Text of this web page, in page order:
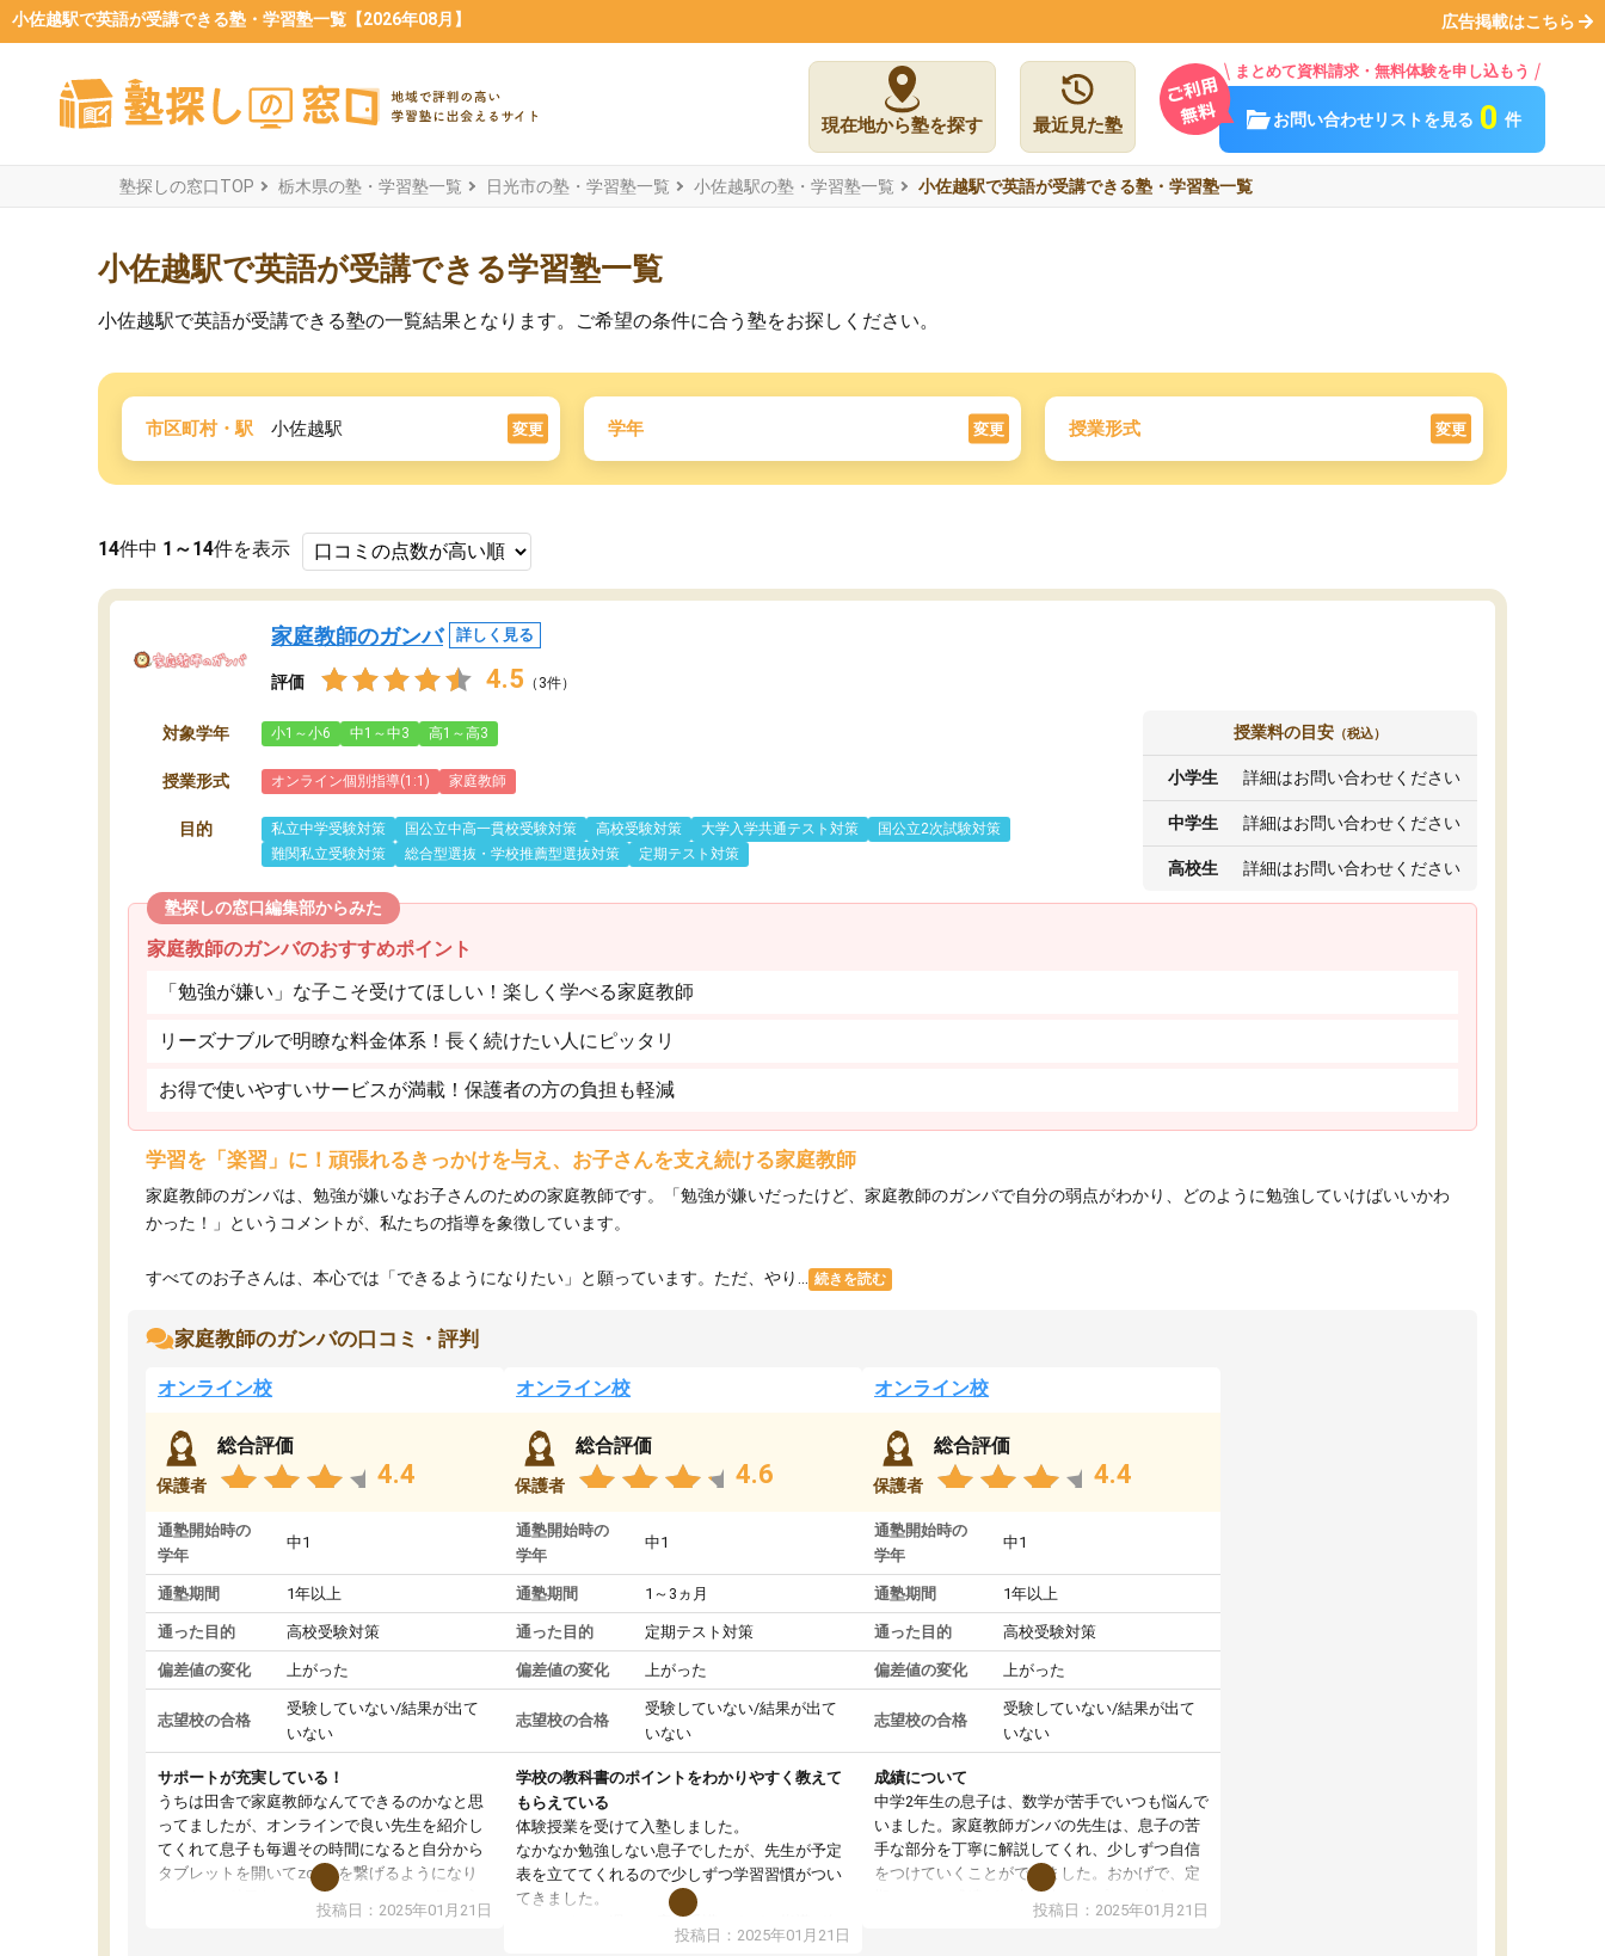
小佐越駅で英語が受講できる塾・学習塾一覧【2026年08月】 広告掲載はこちら
現在地から塾を探す 最近見た塾
まとめて資料請求・無料体験を申し込もう
お問い合わせリストを見る 0 件
塾探しの窓口TOP 栃木県の塾・学習塾一覧 日光市の塾・学習塾一覧 小佐越駅の塾・学習塾一覧 小佐越駅で英語が受講できる塾・学習塾一覧
小佐越駅で英語が受講できる学習塾一覧
小佐越駅で英語が受講できる塾の一覧結果となります。ご希望の条件に合う塾をお探しください。
市区町村・駅 小佐越駅 変更 学年 変更 授業形式 変更
14件中 1～14件を表示
家庭教師のガンバ 詳しく見る
評価 4.5 （3件）
対象学年 小1～小6 中1～中3 高1～高3
授業形式 オンライン個別指導(1:1) 家庭教師
目的 私立中学受験対策 国公立中高一貫校受験対策 高校受験対策 大学入学共通テスト対策
国公立2次試験対策
難関私立受験対策
総合型選抜・学校推薦型選抜対策 定期テスト対策
授業料の目安 （税込）
小学生 詳細はお問い合わせください
中学生 詳細はお問い合わせください
高校生 詳細はお問い合わせください
塾探しの窓口編集部からみた
家庭教師のガンバのおすすめポイント
「勉強が嫌い」な子こそ受けてほしい！楽しく学べる家庭教師
リーズナブルで明瞭な料金体系！長く続けたい人にピッタリ
お得で使いやすいサービスが満載！保護者の方の負担も軽減
学習を「楽習」に！頑張れるきっかけを与え、お子さんを支え続ける家庭教師
家庭教師のガンバは、勉強が嫌いなお子さんのための家庭教師です。「勉強が嫌いだったけど、家庭教師のガンバで自分の弱点がわかり、どのように勉強していけばいいかわ
かった！」というコメントが、私たちの指導を象徴しています。
すべてのお子さんは、本心では「できるようになりたい」と願っています。ただ、やり... 続きを読む
家庭教師のガンバの口コミ・評判
オンライン校
保護者
総合評価
4.4
通塾開始時の
学年
中1
通塾期間 1年以上
通った目的 高校受験対策
偏差値の変化 上がった
志望校の合格
受験していない/結果が出て
いない
サポートが充実している！
うちは田舎で家庭教師なんてできるのかなと思
ってましたが、オンラインで良い先生を紹介し
てくれて息子も毎週その時間になると自分から
タブレットを開いてzoomを繋げるようになり
ました！5科目なんでもOKなのもとても気に入
投稿日：2025年01月21日
オンライン校
保護者
総合評価
4.6
通塾開始時の
学年
中1
通塾期間 1～3ヵ月
通った目的 定期テスト対策
偏差値の変化 上がった
志望校の合格
受験していない/結果が出て
いない
学校の教科書のポイントをわかりやすく教えて
もらえている
体験授業を受けて入塾しました。
なかなか勉強しない息子でしたが、先生が予定
表を立ててくれるので少しずつ学習習慣がつい
てきました。
オンラインで週に一度の受講ですが、指導が無
い日も予定表に基づいて勉強したり、LINEでわ
投稿日：2025年01月21日
オンライン校
保護者
総合評価
4.4
通塾開始時の
学年
中1
通塾期間 1年以上
通った目的 高校受験対策
偏差値の変化 上がった
志望校の合格
受験していない/結果が出て
いない
成績について
中学2年生の息子は、数学が苦手でいつも悩んで
いました。家庭教師ガンバの先生は、息子の苦
手な部分を丁寧に解説してくれ、少しずつ自信
をつけていくことができました。おかげで、定
期テストの成績が10点以上アップし、本人もと
投稿日：2025年01月21日